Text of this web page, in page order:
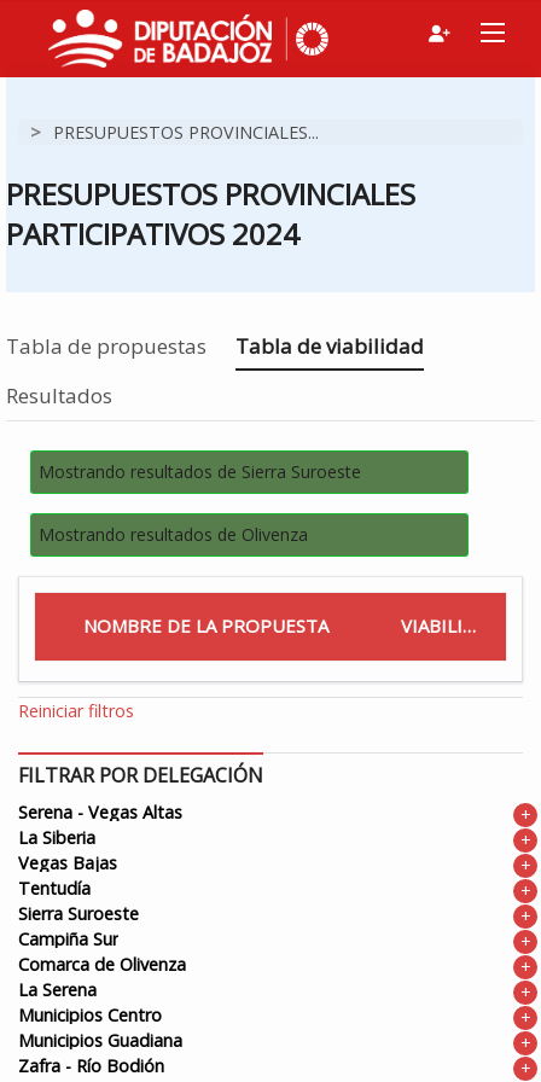
> PRESUPUESTOS PROVINCIALES...
PRESUPUESTOS PROVINCIALES
PARTICIPATIVOS 2024
Tabla de propuestas Estás en
Tabla de viabilidad
Resultados
Mostrando resultados de Sierra Suroeste
Mostrando resultados de Olivenza
NOMBRE DE LA PROPUESTA VIABILIDAD
Reiniciar filtros
FILTRAR POR DELEGACIÓN